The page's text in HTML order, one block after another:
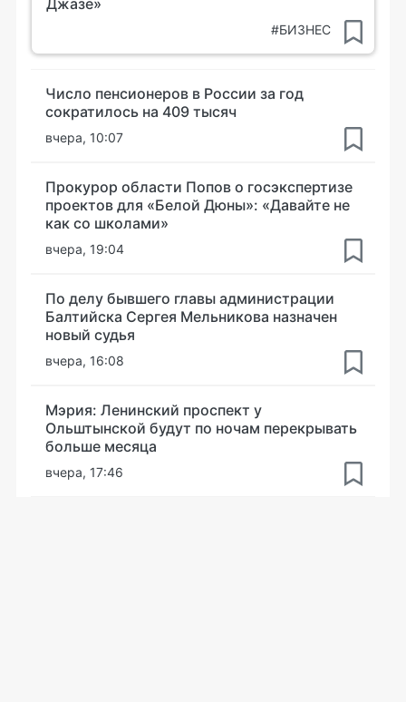
#БИЗНЕС
Число пенсионеров в России за год
сократилось на 409 тысяч
вчера, 10:07
Прокурор области Попов о госэкспертизе
проектов для «Белой Дюны»: «Давайте не
как со школами»
вчера, 19:04
По делу бывшего главы администрации
Балтийска Сергея Мельникова назначен
новый судья
вчера, 16:08
Мэрия: Ленинский проспект у
Ольштынской будут по ночам перекрывать
больше месяца
вчера, 17:46